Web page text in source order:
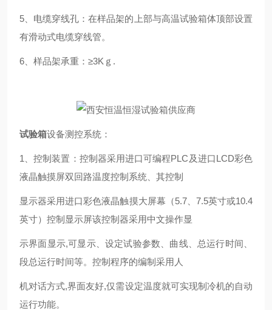
5、电缆穿线孔：在样品架的上部与高温试验箱体顶部设置
有滑动式电缆穿线管。
6、样品架承重：≥3Kｇ.
试验箱设备测控系统：
1、控制装置：控制器采用进口可编程PLC及进口LCD彩色
液晶触摸屏双回路温度控制系统、其控制
显示器采用进口彩色液晶触摸大屏幕（5.7、7.5英寸或10.4
英寸）控制显示屏该控制器采用中文操作显
示界面显示,可显示、设定试验参数、曲线、总运行时间、
段总运行时间等。控制程序的编制采用人
机对话方式,界面友好,仅需设定温度就可实现制冷机的自动
运行功能。